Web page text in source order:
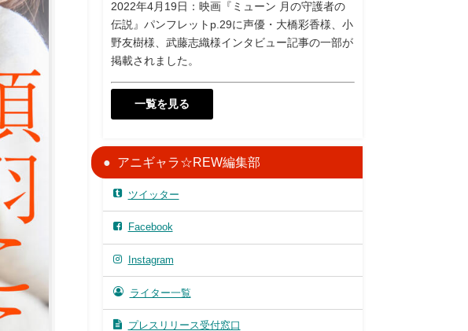
2022年4月19日：映画『ミューン 月の守護者の
伝説』パンフレットp.29に声優・大橋彩香様、小
野友樹様、武藤志織様インタビュー記事の一部が
掲載されました。
一覧を見る
アニギャラ☆REW編集部
ツイッター
Facebook
Instagram
ライター一覧
プレスリリース受付窓口